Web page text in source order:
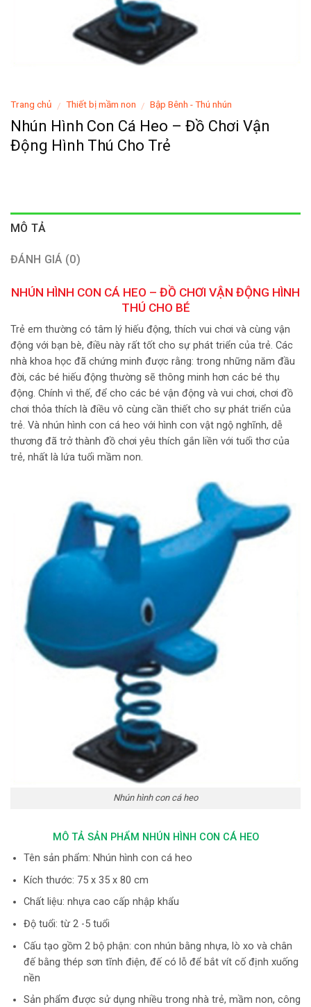
Trang chủ / Thiết bị mầm non / Bập Bênh - Thú nhún
Nhún Hình Con Cá Heo – Đồ Chơi Vận
Động Hình Thú Cho Trẻ
MÔ TẢ
ĐÁNH GIÁ (0)
NHÚN HÌNH CON CÁ HEO – ĐỒ CHƠI VẬN ĐỘNG HÌNH
THÚ CHO BÉ
Trẻ em thường có tâm lý hiếu động, thích vui chơi và cùng vận
động với bạn bè, điều này rất tốt cho sự phát triển của trẻ. Các
nhà khoa học đã chứng minh được rằng: trong những năm đầu
đời, các bé hiếu động thường sẽ thông minh hơn các bé thụ
động. Chính vì thế, để cho các bé vận động và vui chơi, chơi đồ
chơi thỏa thích là điều vô cùng cần thiết cho sự phát triển của
trẻ. Và nhún hình con cá heo với hình con vật ngộ nghĩnh, dễ
thương đã trở thành đồ chơi yêu thích gắn liền với tuổi thơ của
trẻ, nhất là lứa tuổi mầm non.
Nhún hình con cá heo
MÔ TẢ SẢN PHẨM NHÚN HÌNH CON CÁ HEO
Tên sản phẩm: Nhún hình con cá heo
Kích thước: 75 x 35 x 80 cm
Chất liệu: nhựa cao cấp nhập khẩu
Độ tuổi: từ 2 -5 tuổi
Cấu tạo gồm 2 bộ phận: con nhún bằng nhựa, lò xo và chân
đế bằng thép sơn tĩnh điện, đế có lỗ để bắt vít cố định xuống
nền
Sản phẩm được sử dụng nhiều trong nhà trẻ, mầm non, công